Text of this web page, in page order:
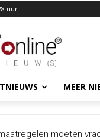
uur
MEER
moeten
Logistics zwijgt over